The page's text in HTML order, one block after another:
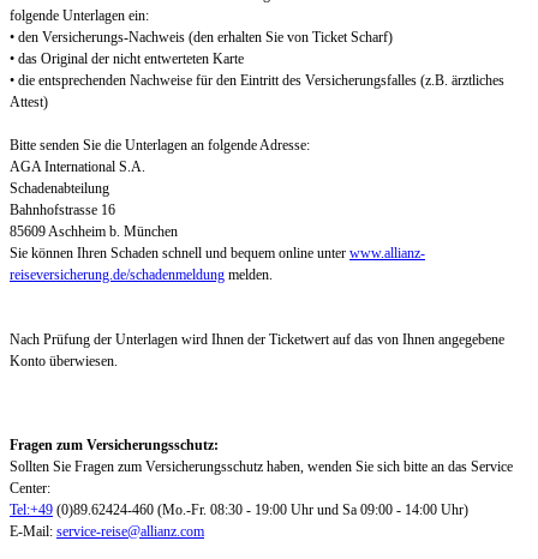
folgende Unterlagen ein:
• den Versicherungs-Nachweis (den erhalten Sie von Ticket Scharf)
• das Original der nicht entwerteten Karte
• die entsprechenden Nachweise für den Eintritt des Versicherungsfalles (z.B. ärztliches
Attest)
Bitte senden Sie die Unterlagen an folgende Adresse:
AGA International S.A.
Schadenabteilung
Bahnhofstrasse 16
85609 Aschheim b. München
Sie können Ihren Schaden schnell und bequem online unter www.allianz-
reiseversicherung.de/schadenmeldung melden.
Nach Prüfung der Unterlagen wird Ihnen der Ticketwert auf das von Ihnen angegebene
Konto überwiesen.
Fragen zum Versicherungsschutz:
Sollten Sie Fragen zum Versicherungsschutz haben, wenden Sie sich bitte an das Service
Center:
Tel:+49 (0)89.62424-460 (Mo.-Fr. 08:30 - 19:00 Uhr und Sa 09:00 - 14:00 Uhr)
E-Mail: service-reise@allianz.com